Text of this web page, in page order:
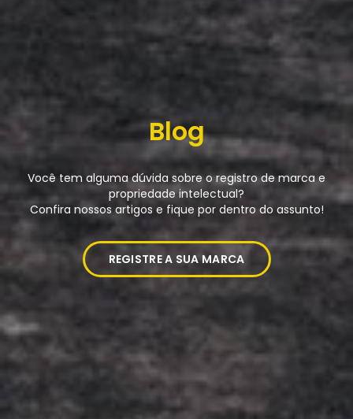
Blog
Você tem alguma dúvida sobre o registro de marca e
propriedade intelectual?
Confira nossos artigos e fique por dentro do assunto!
REGISTRE A SUA MARCA